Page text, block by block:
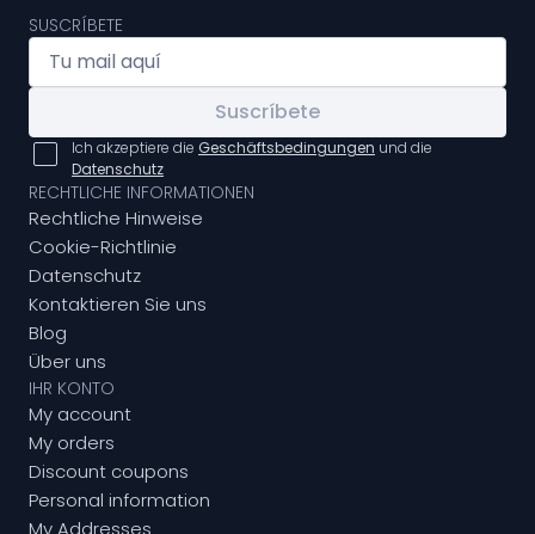
SUSCRÍBETE
Suscríbete
Ich akzeptiere die Geschäftsbedingungen und die
Datenschutz
RECHTLICHE INFORMATIONEN
Rechtliche Hinweise
Cookie-Richtlinie
Datenschutz
Kontaktieren Sie uns
Blog
Über uns
IHR KONTO
My account
My orders
Discount coupons
Personal information
My Addresses